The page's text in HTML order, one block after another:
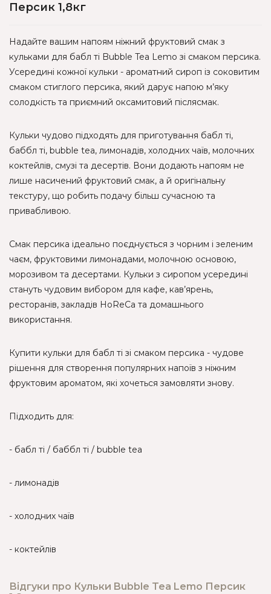
Персик 1,8кг
Надайте вашим напоям ніжний фруктовий смак з
кульками для бабл ті Bubble Tea Lemo зі смаком персика.
Усередині кожної кульки - ароматний сироп із соковитим
смаком стиглого персика, який дарує напою м’яку
солодкість та приємний оксамитовий післясмак.
Кульки чудово підходять для приготування бабл ті,
баббл ті, bubble tea, лимонадів, холодних чаїв, молочних
коктейлів, смузі та десертів. Вони додають напоям не
лише насичений фруктовий смак, а й оригінальну
текстуру, що робить подачу більш сучасною та
привабливою.
Смак персика ідеально поєднується з чорним і зеленим
чаєм, фруктовими лимонадами, молочною основою,
морозивом та десертами. Кульки з сиропом усередині
стануть чудовим вибором для кафе, кав’ярень,
ресторанів, закладів HoReCa та домашнього
використання.
Купити кульки для бабл ті зі смаком персика - чудове
рішення для створення популярних напоїв з ніжним
фруктовим ароматом, які хочеться замовляти знову.
Підходить для:
- бабл ті / баббл ті / bubble tea
- лимонадів
- холодних чаїв
- коктейлів
Відгуки про Кульки Bubble Tea Lemo Персик